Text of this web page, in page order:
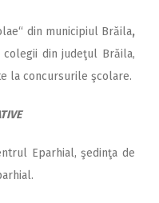
din municipiul Brăila,
din judeţul Brăila,
la concursurile şcolare.
Eparhial, şedinţa de